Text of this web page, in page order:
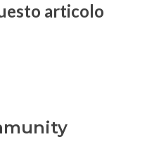
articolo